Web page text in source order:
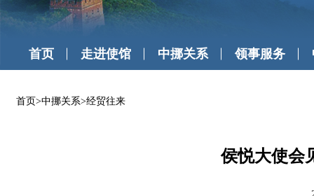
首页 走进使馆 中挪关系 领事服务
首页>中挪关系>经贸往来
侯悦大使会